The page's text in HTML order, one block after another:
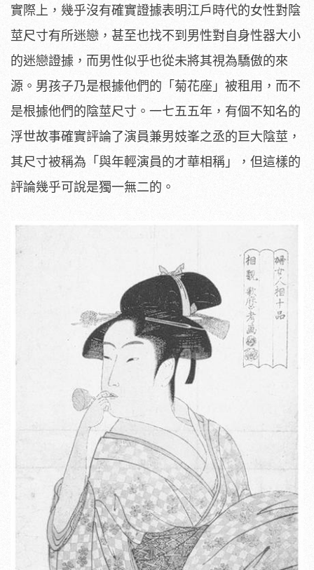
實際上，幾乎沒有確實證據表明江戶時代的女性對陰
莖尺寸有所迷戀，甚至也找不到男性對自身性器大小
的迷戀證據，而男性似乎也從未將其視為驕傲的來
源。男孩子乃是根據他們的「菊花座」被租用，而不
是根據他們的陰莖尺寸。一七五五年，有個不知名的
浮世故事確實評論了演員兼男妓峯之丞的巨大陰莖，
其尺寸被稱為「與年輕演員的才華相稱」，但這樣的
評論幾乎可說是獨一無二的。